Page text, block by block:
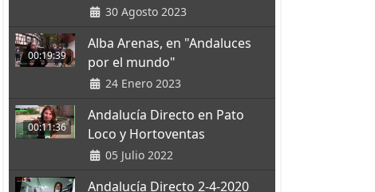
30 Agosto 2023
00:19:39
Alba Arenas, en "Andaluces
por el mundo"
24 Enero 2023
00:11:36
Andalucía Directo en Pato
Loco y Hortoventas
05 Julio 2022
Andalucía Directo 2-4-2020